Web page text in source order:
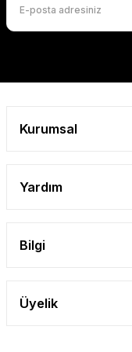
Kurumsal
Yardım
Bilgi
Üyelik